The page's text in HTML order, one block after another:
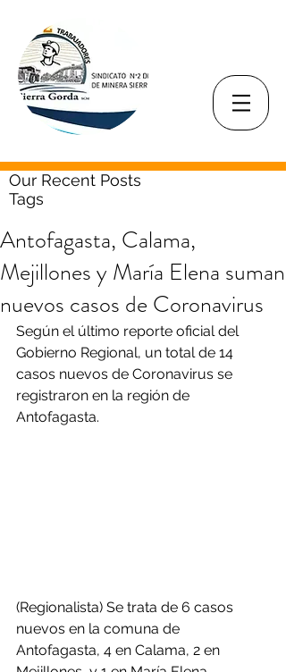
Our Recent Posts
Tags
Antofagasta, Calama,
Mejillones y María Elena suman
nuevos casos de Coronavirus
Según el último reporte oficial del
Gobierno Regional, un total de 14
casos nuevos de Coronavirus se
registraron en la región de
Antofagasta.
(Regionalista) Se trata de 6 casos
nuevos en la comuna de
Antofagasta, 4 en Calama, 2 en